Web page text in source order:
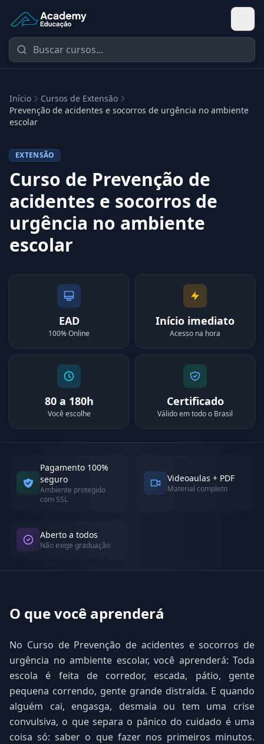
Academy Extensão
Início
Cursos de Extensão
Prevenção de acidentes e socorros de urgência no ambiente
escolar
EXTENSÃO
Curso de Prevenção de
acidentes e socorros de
urgência no ambiente
escolar
EAD
100% Online
Início imediato
Acesso na hora
80 a 180h
Você escolhe
Certificado
Válido em todo o Brasil
Pagamento 100%
seguro
Ambiente protegido
com SSL
Videoaulas + PDF
Material completo
Aberto a todos
Não exige graduação
O que você aprenderá
No Curso de Prevenção de acidentes e socorros de
urgência no ambiente escolar, você aprenderá: Toda
escola é feita de corredor, escada, pátio, gente
pequena correndo, gente grande distraída. E quando
alguém cai, engasga, desmaia ou tem uma crise
convulsiva, o que separa o pânico do cuidado é uma
coisa só: saber o que fazer nos primeiros minutos.